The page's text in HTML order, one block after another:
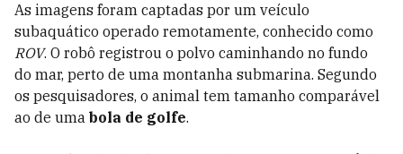
As imagens foram captadas por um veículo
subaquático operado remotamente, conhecido como
ROV. O robô registrou o polvo caminhando no fundo
do mar, perto de uma montanha submarina. Segundo
os pesquisadores, o animal tem tamanho comparável
ao de uma bola de golfe.